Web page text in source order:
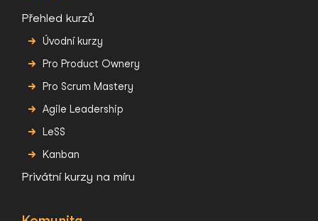
Přehled kurzů
Úvodní kurzy
Pro Product Ownery
Pro Scrum Mastery
Agile Leadership
LeSS
Kanban
Privátní kurzy na míru